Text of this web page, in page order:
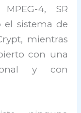
4, SR
el sistema de
mientras
con una
y con